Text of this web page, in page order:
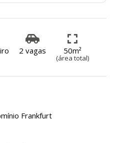
2 vagas 50m²
(área total)
Frankfurt